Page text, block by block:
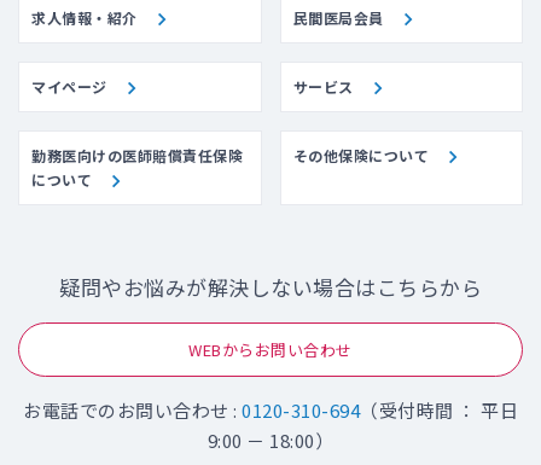
求人情報・紹介 民間医局会員
マイページ サービス
勤務医向けの医師賠償責任保険
について
その他保険について
疑問やお悩みが解決しない場合はこちらから
WEBからお問い合わせ
お電話でのお問い合わせ : 0120-310-694（受付時間 ： 平日
9:00 － 18:00）